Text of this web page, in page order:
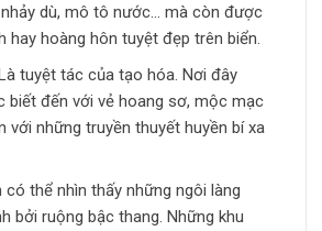
dù, mô tô nước… mà còn được
hay hoàng hôn tuyệt đẹp trên biển.
tuyệt tác của tạo hóa. Nơi đây
biết đến với vẻ hoang sơ, mộc mạc
với những truyền thuyết huyền bí xa
có thể nhìn thấy những ngôi làng
bởi ruộng bậc thang. Những khu